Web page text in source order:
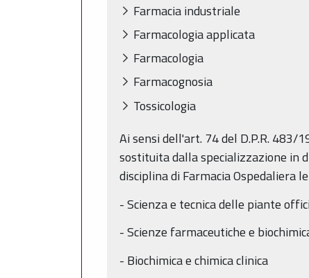
Farmacia industriale
Farmacologia applicata
Farmacologia
Farmacognosia
Tossicologia
Ai sensi dell'art. 74 del D.P.R. 483/
sostituita dalla specializzazione in
disciplina di Farmacia Ospedaliera
- Scienza e tecnica delle piante
- Scienze farmaceutiche e
- Biochimica e chimica clinica